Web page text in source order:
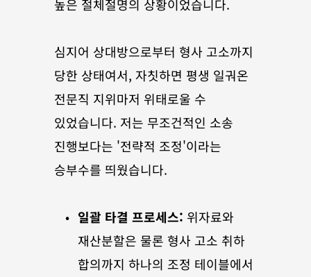
높은 절체절명의 상황이었습니다.
심지어 상대방으로부터 형사 고소까지
당한 상태여서, 자칫하면 평생 일궈온
전문직 지위마저 위태로울 수
있었습니다. 저는 무조건적인 소송
진행보다는 '전략적 조정'이라는
승부수를 띄웠습니다.
일괄 타결 프로세스: 위자료와
재산분할은 물론 형사 고소 취하
합의까지 하나의 조정 테이블에서